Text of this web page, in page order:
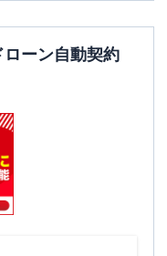
ーン自動契約